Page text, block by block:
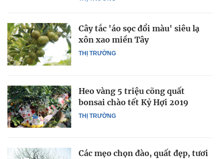
THỊ TRƯỜNG
Cây tắc 'áo sọc đổi màu' siêu lạ
xôn xao miền Tây
THỊ TRƯỜNG
Heo vàng 5 triệu cõng quất
bonsai chào tết Kỷ Hợi 2019
Các mẹo chọn đào, quất đẹp, tươi